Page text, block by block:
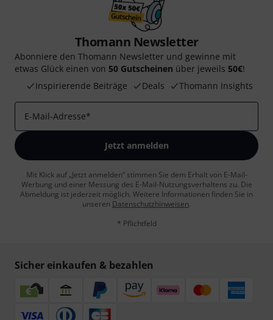
Thomann Newsletter
Abonniere den Thomann Newsletter und gewinne mit
etwas Glück einen von 50 Gutscheinen über jeweils 50€!
Inspirierende Beiträge
Deals Thomann Insights
E-Mail-Adresse*
Jetzt anmelden
Mit Klick auf „Jetzt anmelden“ stimmen Sie dem Erhalt von E-Mail-
Werbung und einer Messung des E-Mail-Nutzungsverhaltens zu. Die
Abmeldung ist jederzeit möglich. Weitere Informationen finden Sie in
unseren Datenschutzhinweisen.
* Pflichtfeld
Sicher einkaufen & bezahlen